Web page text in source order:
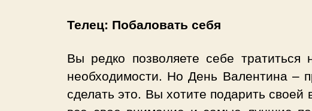
Телец: Побаловать себя
Вы редко позволяете себе
необходимости. Но День Валентина –
сделать это. Вы хотите подарить своей